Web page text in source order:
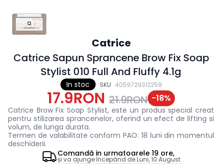
In stoc SKU 4059729312259
Catrice
Catrice Sapun Sprancene Brow Fix Soap
Stylist 010 Full And Fluffy 4.1g
17.9RON 21.9RON -18%
Catrice Brow Fix Soap Stylist, este un produs special creat
pentru stilizarea sprancenelor, oferind un efect de lifting si
volum, de lunga durata.
Termen de valabilitate conform PAO: 18 luni din momentul
deschiderii.
Comandă in urmatoarele 19 ore,
și va ajunge începând deLuni, 10 August